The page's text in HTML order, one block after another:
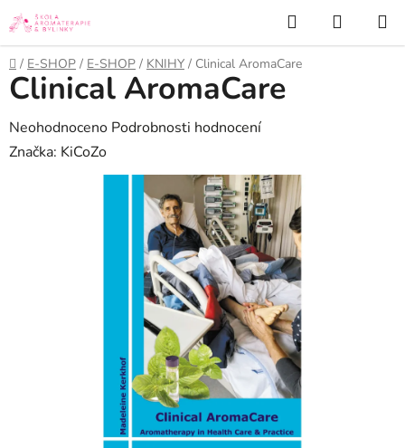
Přejít
na
obsah
Hledat
KOŠÍK
Domů
/ E-SHOP / E-SHOP / KNIHY / Clinical AromaCare
Clinical AromaCare
Průměrné
hodnocení
Neohodnoceno Podrobnosti hodnocení
Značka: KiCoZo